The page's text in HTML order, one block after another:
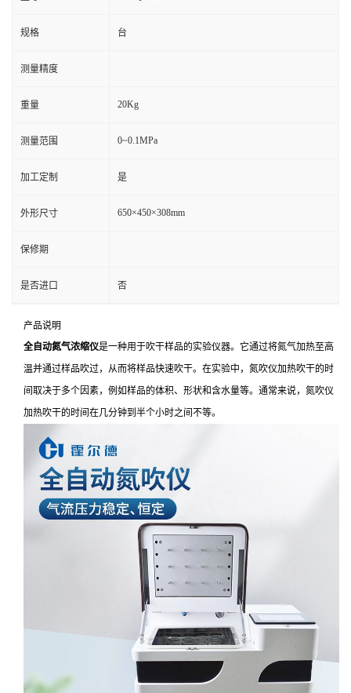
规格 台
测量精度
重量 20Kg
测量范围 0~0.1MPa
加工定制 是
外形尺寸 650×450×308mm
保修期
是否进口 否
产品说明
全自动氮气浓缩仪是一种用于吹干样品的实验仪器。它通过将氮气加热至高
温并通过样品吹过，从而将样品快速吹干。在实验中，氮吹仪加热吹干的时
间取决于多个因素，例如样品的体积、形状和含水量等。通常来说，氮吹仪
加热吹干的时间在几分钟到半个小时之间不等。